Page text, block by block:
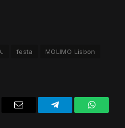
festa
MOLIMO Lisbon
Email Telegram WhatsApp